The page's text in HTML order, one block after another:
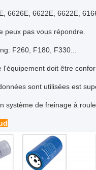
6626E, 6622E, 6622E,
peux pas vous répondre.
F260, F180, F330...
l'équipement doit être
sont utilisées est
système de freinage à